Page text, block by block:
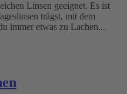
Linsen geeignet. Es ist
trägst, mit dem
immer etwas zu Lachen...